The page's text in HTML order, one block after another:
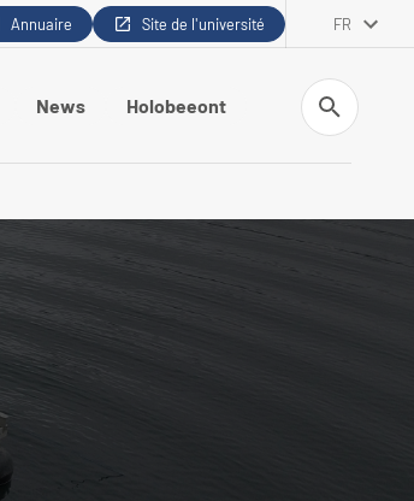
Annuaire Site de l'université FR
News Holobeeont
Recherche